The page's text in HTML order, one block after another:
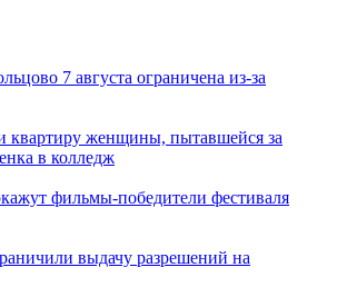
7 августа ограничена из-за
квартиру женщины, пытавшейся за
в колледж
фильмы-победители фестиваля
выдачу разрешений на